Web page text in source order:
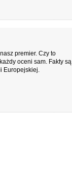
premier. Czy to
oceni sam. Fakty są
Europejskiej.